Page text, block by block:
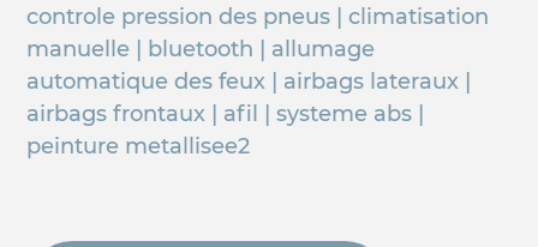
controle pression des pneus | climatisation
manuelle | bluetooth | allumage
automatique des feux | airbags lateraux |
airbags frontaux | afil | systeme abs |
peinture metallisee2